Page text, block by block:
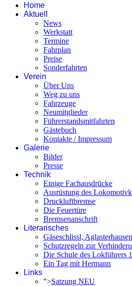
Home
Aktuell
News
Werkstatt
Termine
Fahrplan
Preise
Sonderfahrten
Verein
Über Uns
Weg zu uns
Fahrzeuge
Neumitglieder
Führerstandsmitfahrten
Gästebuch
Kontakte / Impressum
Galerie
Bilder
Presse
Technik
Einige Fachausdrücke
Ausrüstung des
Druckluftbremse
Die Feuertüre
Bremsenanschrift
Literarisches
Gäseschlissl,
Schutzregeln zur
Die Schule des Lokführers
Ein Tag mit Hermann
Links
">Satzung NEU